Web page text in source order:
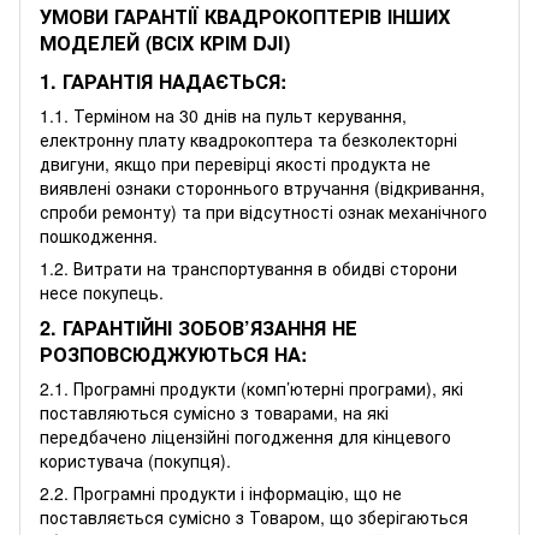
УМОВИ ГАРАНТІЇ КВАДРОКОПТЕРІВ ІНШИХ
МОДЕЛЕЙ (ВСІХ КРІМ DJI)
1. ГАРАНТІЯ НАДАЄТЬСЯ:
1.1. Терміном на 30 днів на пульт керування,
електронну плату квадрокоптера та безколекторні
двигуни, якщо при перевірці якості продукта не
виявлені ознаки стороннього втручання (відкривання,
спроби ремонту) та при відсутності ознак механічного
пошкодження.
1.2. Витрати на транспортування в обидві сторони
несе покупець.
2. ГАРАНТІЙНІ ЗОБОВ’ЯЗАННЯ НЕ
РОЗПОВСЮДЖУЮТЬСЯ НА:
2.1. Програмні продукти (комп’ютерні програми), які
поставляються сумісно з товарами, на які
передбачено ліцензійні погодження для кінцевого
користувача (покупця).
2.2. Програмні продукти і інформацію, що не
поставляється сумісно з Товаром, що зберігаються